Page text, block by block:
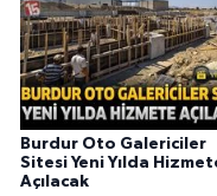
Burdur Oto Galericiler
Sitesi Yeni Yılda
Açılacak